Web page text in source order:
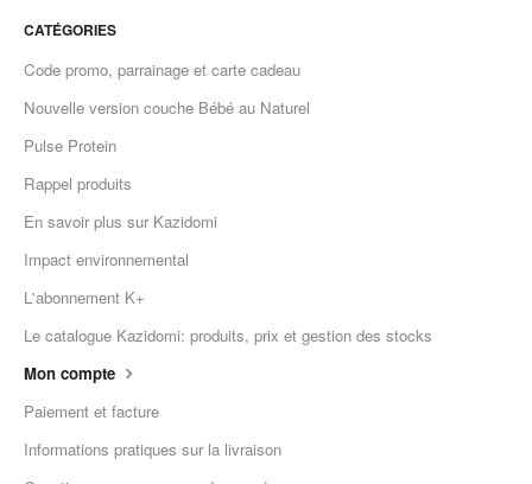
CATÉGORIES
Code promo, parrainage et carte cadeau
Nouvelle version couche Bébé au Naturel
Pulse Protein
Rappel produits
En savoir plus sur Kazidomi
Impact environnemental
L'abonnement K+
Le catalogue Kazidomi: produits, prix et gestion des stocks
Mon compte
Paiement et facture
Informations pratiques sur la livraison